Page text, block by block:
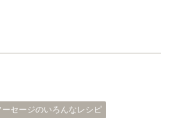
ーセージのいろんなレシピ